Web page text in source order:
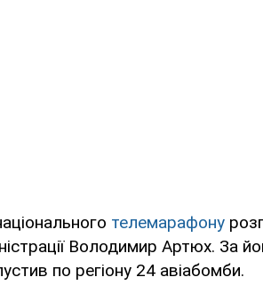
телемарафону
Володимир Артюх. За
по регіону 24 авіабомби.